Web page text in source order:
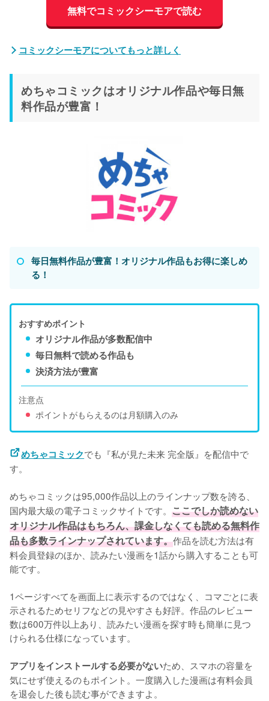
無料でコミックシーモアで読む
コミックシーモアについてもっと詳しく
めちゃコミックはオリジナル作品や毎日無
料作品が豊富！
毎日無料作品が豊富！オリジナル作品もお得に楽しめ
る！
おすすめポイント
オリジナル作品が多数配信中
毎日無料で読める作品も
決済方法が豊富
注意点
ポイントがもらえるのは月額購入のみ
めちゃコミックでも『私が見た未来 完全版』を配信中で
す。
めちゃコミックは95,000作品以上のラインナップ数を誇る、
国内最大級の電子コミックサイトです。 ここでしか読めない
オリジナル作品はもちろん、課金しなくても読める無料作
品も多数ラインナップされています。作品を読む方法は有
料会員登録のほか、読みたい漫画を1話から購入することも可
能です。
1ページすべてを画面上に表示するのではなく、コマごとに表
示されるためセリフなどの見やすさも好評。作品のレビュー
数は600万件以上あり、読みたい漫画を探す時も簡単に見つ
けられる仕様になっています。
アプリをインストールする必要がないため、スマホの容量を
気にせず使えるのもポイント。一度購入した漫画は有料会員
を退会した後も読む事ができますよ。